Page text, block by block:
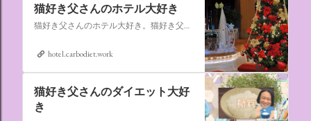
猫好き父さんのホテル大好き
猫好き父さんのホテル大好き。猫好き父さんが宿泊したホテルの情報を徒然なるままに書いていきます。
hotel.carbodiet.work
猫好き父さんのダイエット大好
き